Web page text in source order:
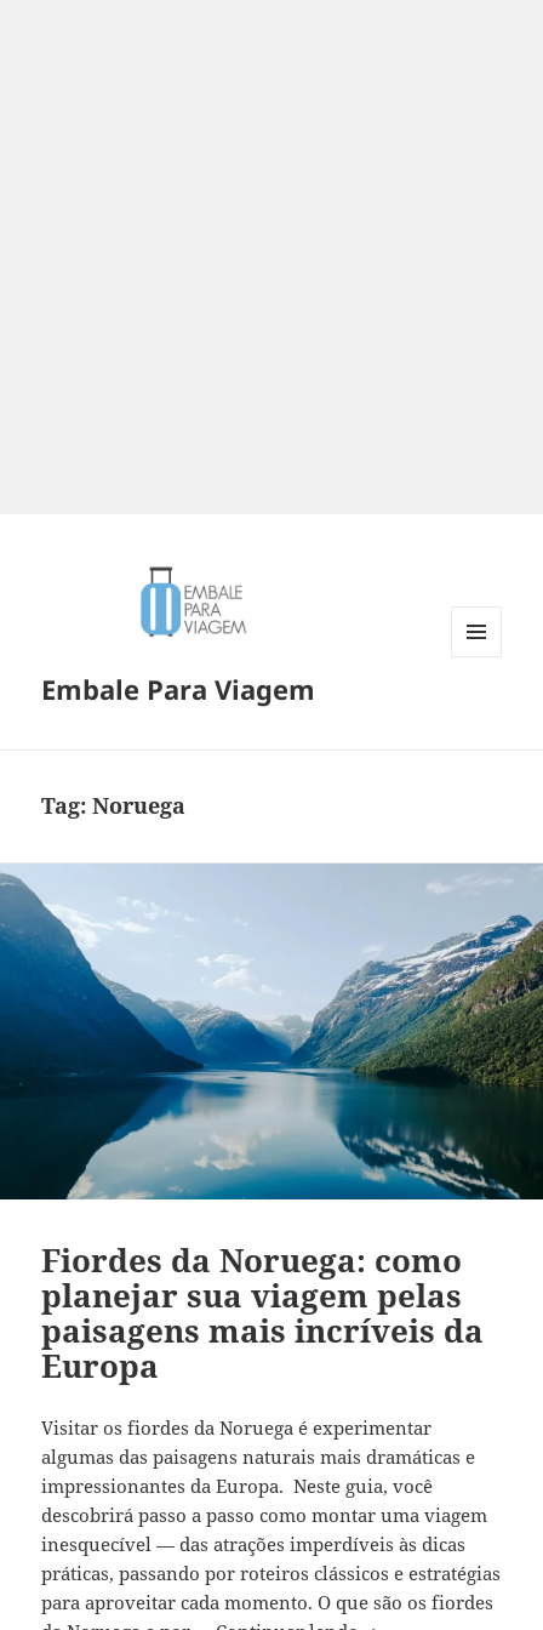
Embale Para Viagem
Tag:Noruega
Fiordes da Noruega: como
planejar sua viagem pelas
paisagens mais incríveis da
Europa
Visitar os fiordes da Noruega é experimentar
algumas das paisagens naturais mais dramáticas e
impressionantes da Europa. Neste guia, você
descobrirá passo a passo como montar uma viagem
inesquecível — das atrações imperdíveis às dicas
práticas, passando por roteiros clássicos e estratégias
para aproveitar cada momento. O que são os fiordes